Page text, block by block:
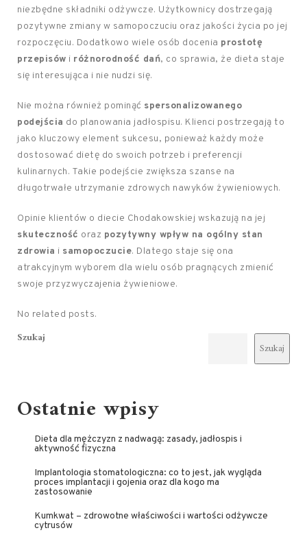
niezbędne składniki odżywcze. Użytkownicy dostrzegają
pozytywne zmiany w samopoczuciu oraz jakości życia po jej
rozpoczęciu. Dodatkowo wiele osób docenia prostotę
przepisów i różnorodność dań, co sprawia, że dieta staje
się interesująca i nie nudzi się.
Nie można również pominąć spersonalizowanego
podejścia do planowania jadłospisu. Klienci postrzegają to
jako kluczowy element sukcesu, ponieważ każdy może
dostosować dietę do swoich potrzeb i preferencji
kulinarnych. Takie podejście zwiększa szanse na
długotrwałe utrzymanie zdrowych nawyków żywieniowych.
Opinie klientów o diecie Chodakowskiej wskazują na jej
skuteczność oraz pozytywny wpływ na ogólny stan
zdrowia i samopoczucie. Dlatego staje się ona
atrakcyjnym wyborem dla wielu osób pragnących zmienić
swoje przyzwyczajenia żywieniowe.
No related posts.
Szukaj
Szukaj
Ostatnie wpisy
Dieta dla mężczyzn z nadwagą: zasady, jadłospis i
aktywność fizyczna
Implantologia stomatologiczna: co to jest, jak wygląda
proces implantacji i gojenia oraz dla kogo ma
zastosowanie
Kumkwat – zdrowotne właściwości i wartości odżywcze
cytrusów